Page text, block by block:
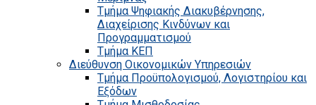
Τμήμα Ψηφιακής Διακυβέρνησης,
Διαχείρισης Κινδύνων και
Προγραμματισμού
Τμήμα ΚΕΠ
Διεύθυνση Οικονομικών Υπηρεσιών
Τμήμα Προϋπολογισμού, Λογιστηρίου και
Εξόδων